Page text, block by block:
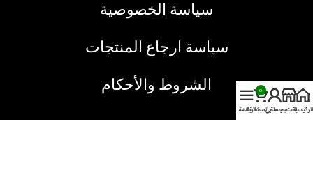
سياسة الخصوصية
سياسة ارجاع المنتجات
الشروط والأحكام
الرئيسيةالمتجرحسابي
0
سلة المشتريات
القائمة